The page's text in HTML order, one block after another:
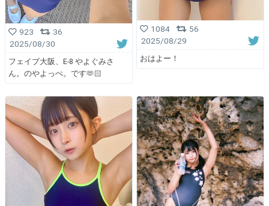
923
36
2025/08/30
フェイブ大阪、E-8 やよぐみさ
ん。のやよっぺ。です🫶🏻
1084
56
2025/08/29
おはよー！